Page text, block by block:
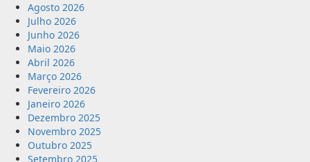
Agosto 2026
Julho 2026
Junho 2026
Maio 2026
Abril 2026
Março 2026
Fevereiro 2026
Janeiro 2026
Dezembro 2025
Novembro 2025
Outubro 2025
Setembro 2025